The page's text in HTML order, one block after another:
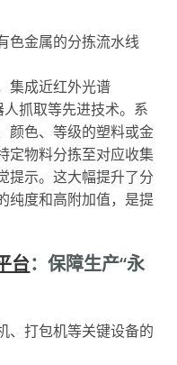
色金属的分拣流水线
集成近红外光谱
人抓取等先进技术。系
颜色、等级的塑料或金
定物料分拣至对应收集
提示。这大幅提升了分
纯度和高附加值，是提
台：保障生产“永
、打包机等关键设备的